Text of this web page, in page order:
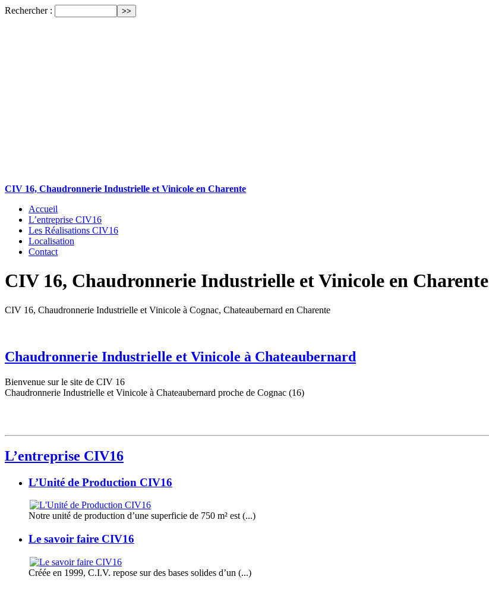
Rechercher :
CIV 16, Chaudronnerie Industrielle et Vinicole en Charente
Accueil
L’entreprise CIV16
Les Réalisations CIV16
Localisation
Contact
CIV 16, Chaudronnerie Industrielle et Vinicole en Charente
CIV 16, Chaudronnerie Industrielle et Vinicole à Cognac, Chateaubernard en Charente
Chaudronnerie Industrielle et Vinicole à Chateaubernard
Bienvenue sur le site de CIV 16
Chaudronnerie Industrielle et Vinicole à Chateaubernard proche de Cognac (16)
L’entreprise CIV16
L’Unité de Production CIV16
Notre unité de production d’une superficie de 750 m² est (...)
Le savoir faire CIV16
Créée en 1999, C.I.V. repose sur des bases solides d’un (...)